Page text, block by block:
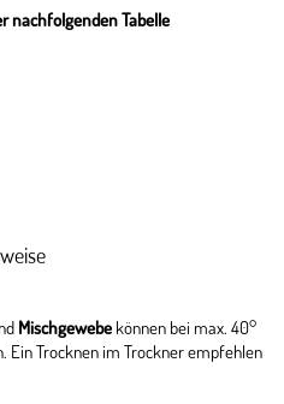
nachfolgenden Tabelle
Mischgewebe können bei max. 40°
Ein Trocknen im Trockner empfehlen